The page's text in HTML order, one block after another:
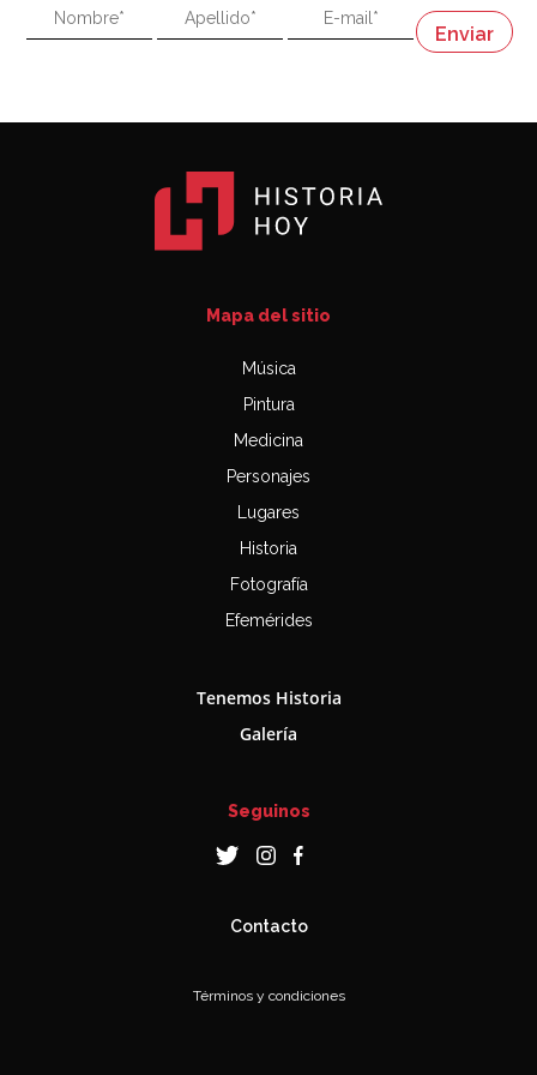
"En política, la estupidez no es una desventaja"
Napoleón
Mapa del sitio
Música
Pintura
Medicina
Personajes
Lugares
Historia
Fotografía
Efemérides
Tenemos Historia
Galería
Seguinos
Contacto
Términos y condiciones